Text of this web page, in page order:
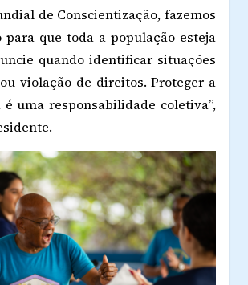
de Conscientização, fazemos
para que toda a população esteja
quando identificar situações
violação de direitos. Proteger a
é uma responsabilidade coletiva”,